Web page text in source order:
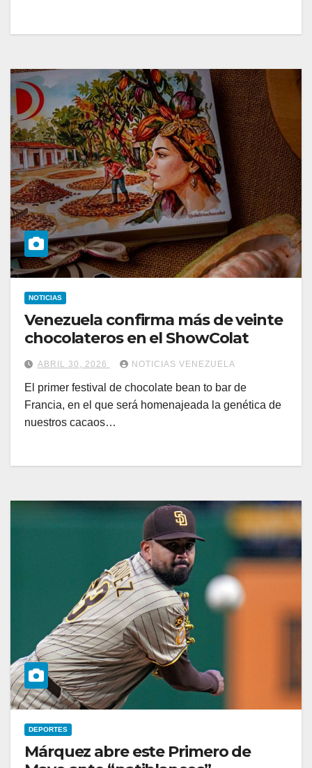
NOTICIAS
Venezuela confirma más de veinte
chocolateros en el ShowColat
ABRIL 30, 2026 NOTICIAS VENEZUELA
El primer festival de chocolate bean to bar de
Francia, en el que será homenajeada la genética de
nuestros cacaos…
DEPORTES
Márquez abre este Primero de